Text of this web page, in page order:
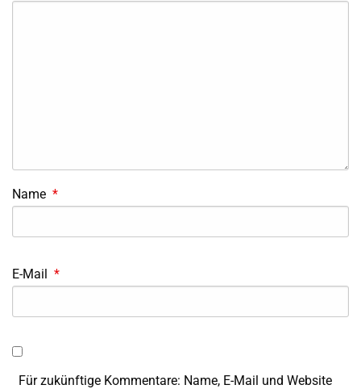
Name *
E-Mail *
Für zukünftige Kommentare: Name, E-Mail und Website